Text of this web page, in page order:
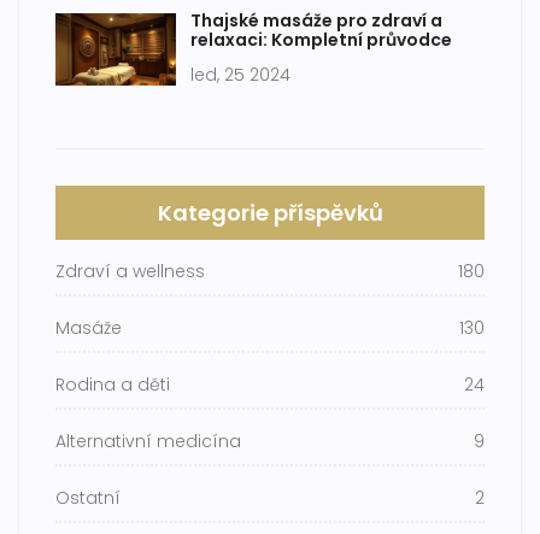
Thajské masáže pro zdraví a
relaxaci: Kompletní průvodce
led, 25 2024
Kategorie příspěvků
Zdraví a wellness 180
Masáže 130
Rodina a děti 24
Alternativní medicína 9
Ostatní 2